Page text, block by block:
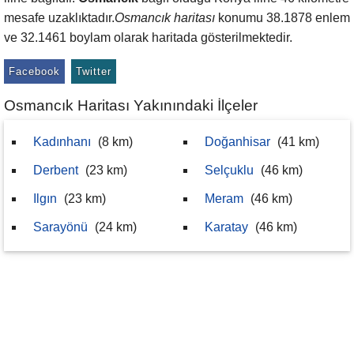
mesafe uzaklıktadır.Osmancık haritası konumu 38.1878 enlem
ve 32.1461 boylam olarak haritada gösterilmektedir.
Facebook Twitter
Osmancık Haritası Yakınındaki İlçeler
Kadınhanı (8 km)
Derbent (23 km)
Ilgın (23 km)
Sarayönü (24 km)
Doğanhisar (41 km)
Selçuklu (46 km)
Meram (46 km)
Karatay (46 km)